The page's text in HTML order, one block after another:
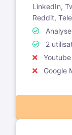
LinkedIn,
Reddit,
2
Youtube
Google